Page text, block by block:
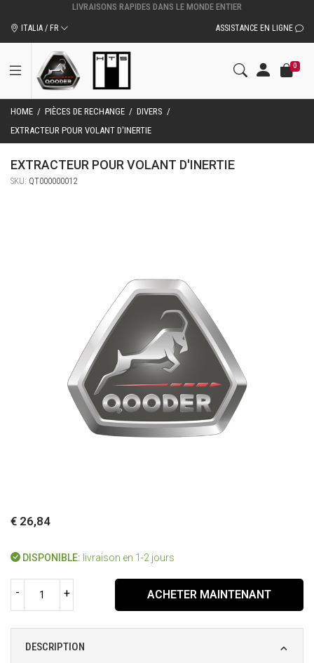
ITALIA / FR ASSISTANCE EN LIGNE
0
HOME / PIÈCES DE RECHANGE / DIVERS /
EXTRACTEUR POUR VOLANT D'INERTIE
EXTRACTEUR POUR VOLANT D'INERTIE
SKU: QT000000012
€ 26,84
DISPONIBLE: livraison en 1-2 jours
- + ACHETER MAINTENANT
DESCRIPTION